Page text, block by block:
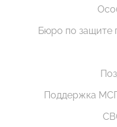
Бюро по защите
Поддержка